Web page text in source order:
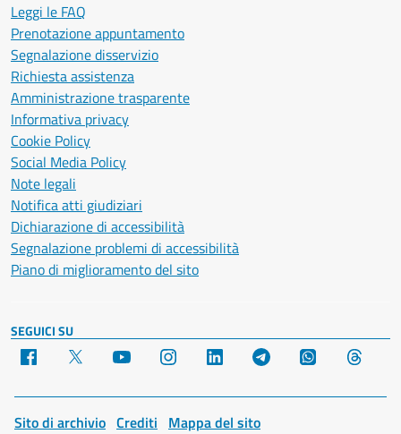
Leggi le FAQ
Prenotazione appuntamento
Segnalazione disservizio
Richiesta assistenza
Amministrazione trasparente
Informativa privacy
Cookie Policy
Social Media Policy
Note legali
Notifica atti giudiziari
Dichiarazione di accessibilità
Segnalazione problemi di accessibilità
Piano di miglioramento del sito
SEGUICI SU
Facebook YouTube Instagram LinkedIn Telegram WhatsApp
Sito di archivio Crediti Mappa del sito